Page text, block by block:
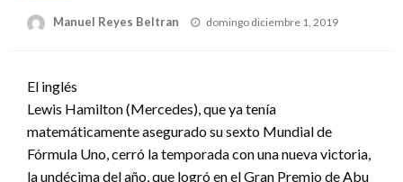
Manuel Reyes Beltran
Publicado
domingo diciembre 1, 2019
El inglés
Lewis Hamilton (Mercedes), que ya tenía
matemáticamente asegurado su sexto Mundial de
Fórmula Uno, cerró la temporada con una nueva victoria,
la undécima del año, que logró en el Gran Premio de Abu